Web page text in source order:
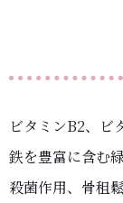
ビタミンB2、ビ
鉄を豊富に含む
殺菌作用、骨租